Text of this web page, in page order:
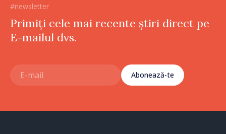
#newsletter
Primiți cele mai recente știri direct pe
E-mailul dvs.
Abonează-te